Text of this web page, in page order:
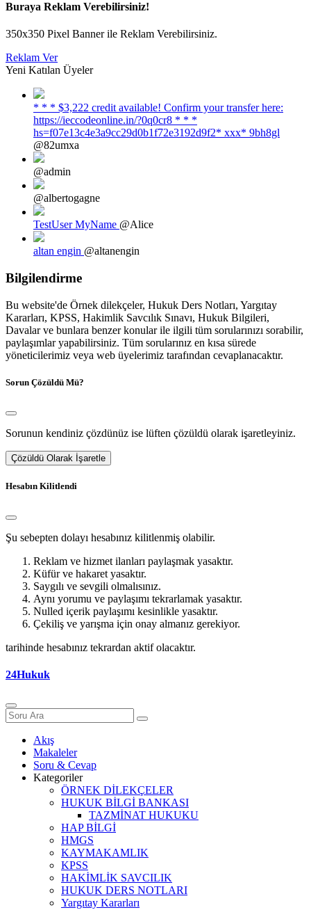
Buraya Reklam Verebilirsiniz!
350x350 Pixel Banner ile Reklam Verebilirsiniz.
Reklam Ver
Yeni Katılan Üyeler
* * * $3,222 credit available! Confirm your transfer here:
https://ieccodeonline.in/?0q0cr8 * * *
hs=f07e13c4e3a9cc29d0b1f72e3192d9f2* ххх* 9bh8gl
@82umxa
@admin
@albertogagne
TestUser MyName @Alice
altan engin @altanengin
Bilgilendirme
Bu website'de Örnek dilekçeler, Hukuk Ders Notları, Yargıtay
Kararları, KPSS, Hakimlik Savcılık Sınavı, Hukuk Bilgileri,
Davalar ve bunlara benzer konular ile ilgili tüm sorularınızı sorabilir,
paylaşımlar yapabilirsiniz. Tüm sorularınız en kısa sürede
yöneticilerimiz veya web üyelerimiz tarafından cevaplanacaktır.
Sorun Çözüldü Mü?
Sorunun kendiniz çözdünüz ise lüften çözüldü olarak işaretleyiniz.
Çözüldü Olarak İşaretle
Hesabın Kilitlendi
Şu sebepten dolayı hesabınız kilitlenmiş olabilir.
Reklam ve hizmet ilanları paylaşmak yasaktır.
Küfür ve hakaret yasaktır.
Saygılı ve sevgili olmalısınız.
Aynı yorumu ve paylaşımı tekrarlamak yasaktır.
Nulled içerik paylaşımı kesinlikle yasaktır.
Çekiliş ve yarışma için onay almanız gerekiyor.
tarihinde hesabınız tekrardan aktif olacaktır.
24Hukuk
Akış
Makaleler
Soru & Cevap
Kategoriler
ÖRNEK DİLEKÇELER
HUKUK BİLGİ BANKASI
TAZMİNAT HUKUKU
HAP BİLGİ
HMGS
KAYMAKAMLIK
KPSS
HAKİMLİK SAVCILIK
HUKUK DERS NOTLARI
Yargıtay Kararları